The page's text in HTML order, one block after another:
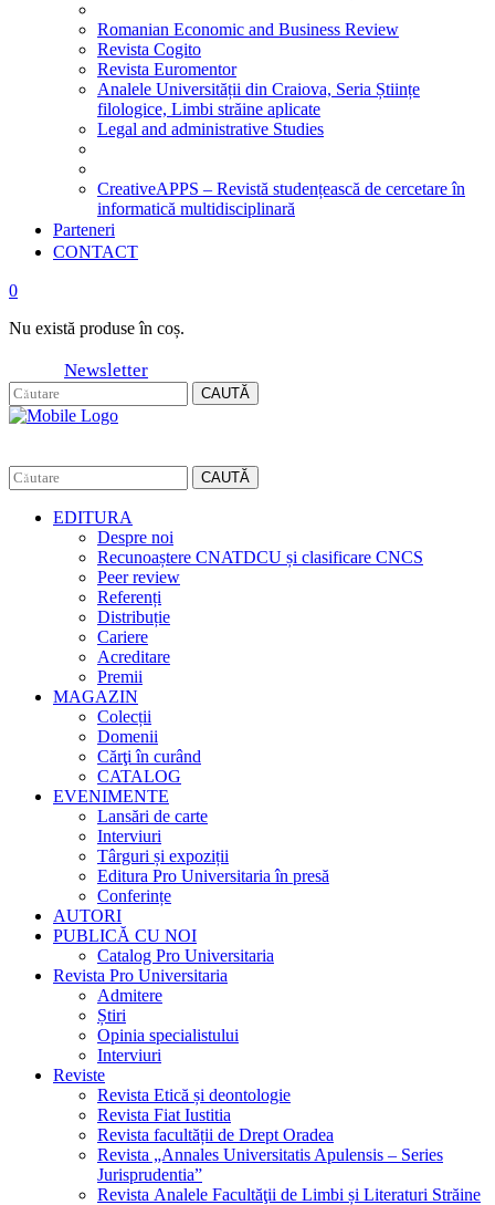
Romanian Economic and Business Review
Revista Cogito
Revista Euromentor
Analele Universității din Craiova, Seria Științe
filologice, Limbi străine aplicate
Legal and administrative Studies
CreativeAPPS – Revistă studențească de cercetare în
informatică multidisciplinară
Parteneri
CONTACT
0
Nu există produse în coș.
Newsletter
CAUTĂ
CAUTĂ
EDITURA
Despre noi
Recunoaștere CNATDCU și clasificare CNCS
Peer review
Referenți
Distribuție
Cariere
Acreditare
Premii
MAGAZIN
Colecții
Domenii
Cărţi în curând
CATALOG
EVENIMENTE
Lansări de carte
Interviuri
Târguri și expoziții
Editura Pro Universitaria în presă
Conferințe
AUTORI
PUBLICĂ CU NOI
Catalog Pro Universitaria
Revista Pro Universitaria
Admitere
Știri
Opinia specialistului
Interviuri
Reviste
Revista Etică și deontologie
Revista Fiat Iustitia
Revista facultății de Drept Oradea
Revista „Annales Universitatis Apulensis – Series
Jurisprudentia”
Revista Analele Facultăţii de Limbi și Literaturi Străine